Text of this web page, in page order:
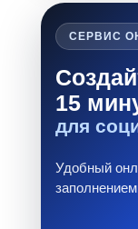
СЕРВИС
15
для
Удобный